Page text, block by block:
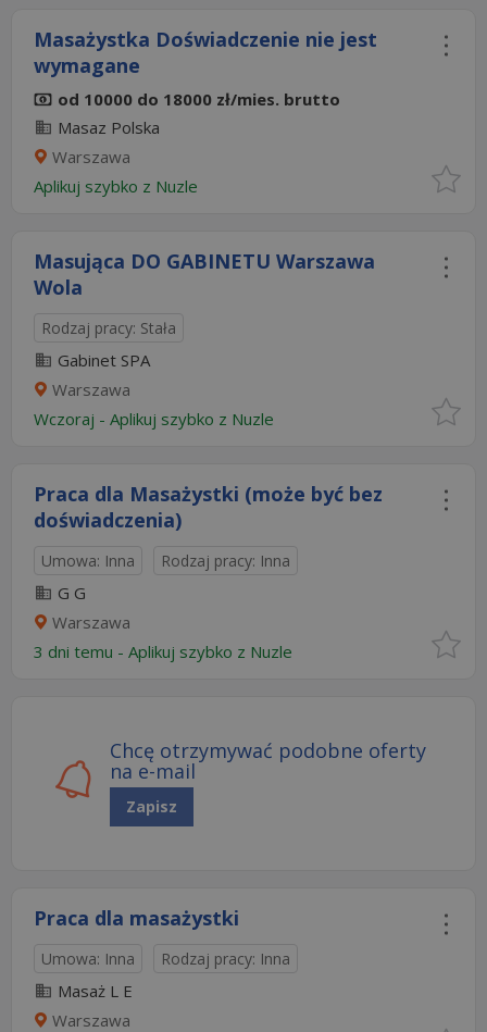
Masażystka Doświadczenie nie jest
wymagane
od 10000 do 18000 zł/mies. brutto
Masaz Polska
Warszawa
Aplikuj szybko z Nuzle
Masująca DO GABINETU Warszawa
Wola
Rodzaj pracy: Stała
Gabinet SPA
Warszawa
Wczoraj - Aplikuj szybko z Nuzle
Praca dla Masażystki (może być bez
doświadczenia)
Umowa: Inna Rodzaj pracy: Inna
G G
Warszawa
3 dni temu - Aplikuj szybko z Nuzle
Chcę otrzymywać podobne oferty
na e-mail
Zapisz
Praca dla masażystki
Umowa: Inna Rodzaj pracy: Inna
Masaż L E
Warszawa